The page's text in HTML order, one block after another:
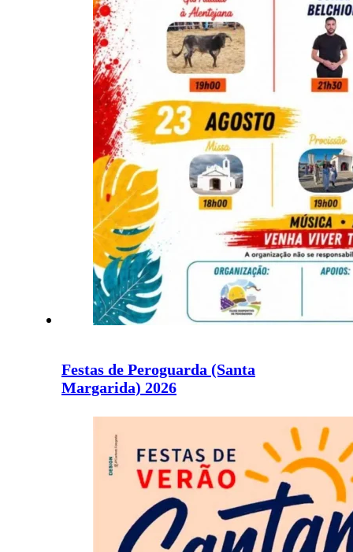
Festas de Peroguarda (Santa
Margarida) 2026